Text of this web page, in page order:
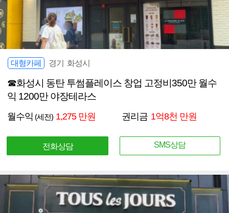
대형카페 경기 화성시
☎화성시 동탄 투썸플레이스 창업 고정비350만 월수
익 1200만 야장테라스
월수익 (세전) 1,275 만원 권리금 1억8천 만원
전화상담 SMS상담